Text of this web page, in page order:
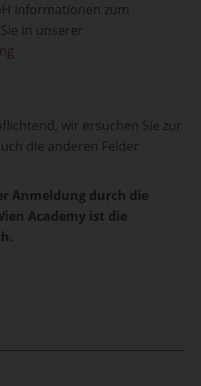
Informationen zum
in unserer
wir ersuchen Sie zur
die anderen Felder
Anmeldung durch die
Academy ist die